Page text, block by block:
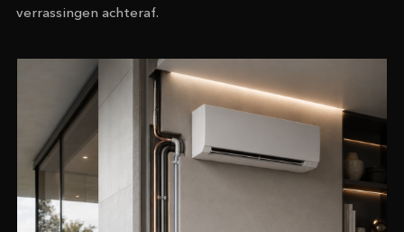
verrassingen achteraf.